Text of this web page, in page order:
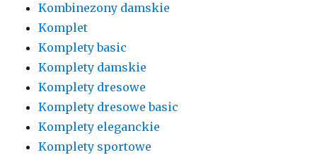
Kombinezony damskie
Komplet
Komplety basic
Komplety damskie
Komplety dresowe
Komplety dresowe basic
Komplety eleganckie
Komplety sportowe